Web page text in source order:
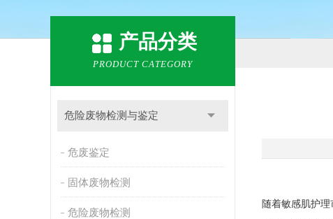
产品分类
PRODUCT CATEGORY
危险废物检测与鉴定
危废鉴定
固体废物检测
危险废物检测
随着敏感肌护